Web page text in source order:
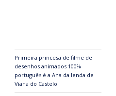
Primeira princesa de filme de
desenhos animados 100%
português é a Ana da lenda de
Viana do Castelo